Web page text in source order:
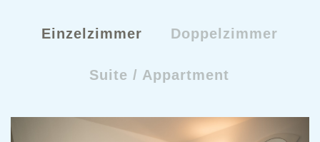
Einzelzimmer Doppelzimmer
Suite / Appartment